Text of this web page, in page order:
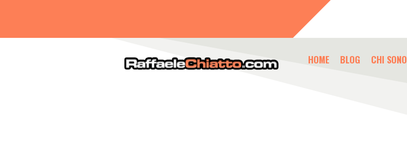
HOME BLOG CHI SONO